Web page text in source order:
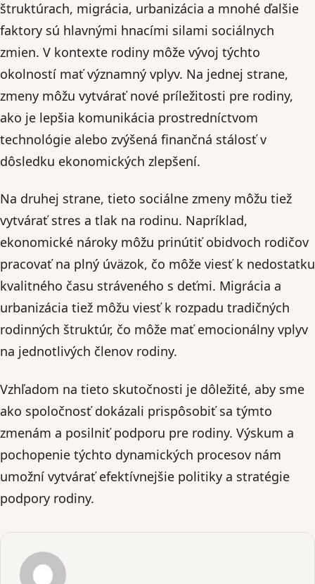
štruktúrach, migrácia, urbanizácia a mnohé ďalšie
faktory sú hlavnými hnacími silami sociálnych
zmien. V kontexte rodiny môže vývoj týchto
okolností mať významný vplyv. Na jednej strane,
zmeny môžu vytvárať nové príležitosti pre rodiny,
ako je lepšia komunikácia prostredníctvom
technológie alebo zvýšená finančná stálosť v
dôsledku ekonomických zlepšení.
Na druhej strane, tieto sociálne zmeny môžu tiež
vytvárať stres a tlak na rodinu. Napríklad,
ekonomické nároky môžu prinútiť obidvoch rodičov
pracovať na plný úväzok, čo môže viesť k nedostatku
kvalitného času stráveného s deťmi. Migrácia a
urbanizácia tiež môžu viesť k rozpadu tradičných
rodinných štruktúr, čo môže mať emocionálny vplyv
na jednotlivých členov rodiny.
Vzhľadom na tieto skutočnosti je dôležité, aby sme
ako spoločnosť dokázali prispôsobiť sa týmto
zmenám a posilniť podporu pre rodiny. Výskum a
pochopenie týchto dynamických procesov nám
umožní vytvárať efektívnejšie politiky a stratégie
podpory rodiny.